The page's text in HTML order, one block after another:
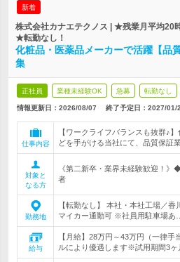
新着
株式会社カナエテクノス | ★残業月平均
★転勤なし！
化粧品・医薬品メーカーで活躍【品
集
正社員 業種未経験OK 急募 転勤なし
情報更新日：2026/08/07 終了予定日： 2027/01/
仕事内容
【ワークライフバランスも抜群♪
どを手がける当社にて、品質保証
対象と
なる方
《第二新卒・業界未経験歓迎！
者
勤務地
【転勤なし】 本社・本社工場／
マイカー通勤可 ※社員用駐車場あ…
給与
【月給】28万円～43万円（一律
ルにより優遇します※試用期間3ヶ